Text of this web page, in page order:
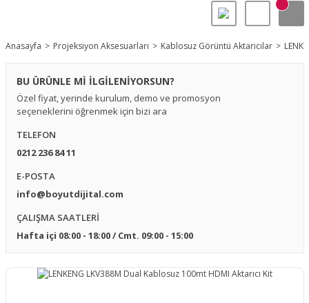
Anasayfa Projeksiyon Aksesuarları Kablosuz Görüntü Aktarıcılar
BU ÜRÜNLE Mİ İLGİLENİYORSUN?
Özel fiyat, yerinde kurulum, demo ve promosyon
seçeneklerini öğrenmek için bizi ara
TELEFON
0212 236 84 11
E-POSTA
info@boyutdijital.com
ÇALIŞMA SAATLERİ
Hafta içi 08:00 - 18:00 / Cmt. 09:00 - 15:00